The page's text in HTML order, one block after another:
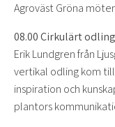
Agroväst Gröna
08.00 Cirkulärt
Erik Lundgren från
vertikal odling kom
inspiration och
plantors